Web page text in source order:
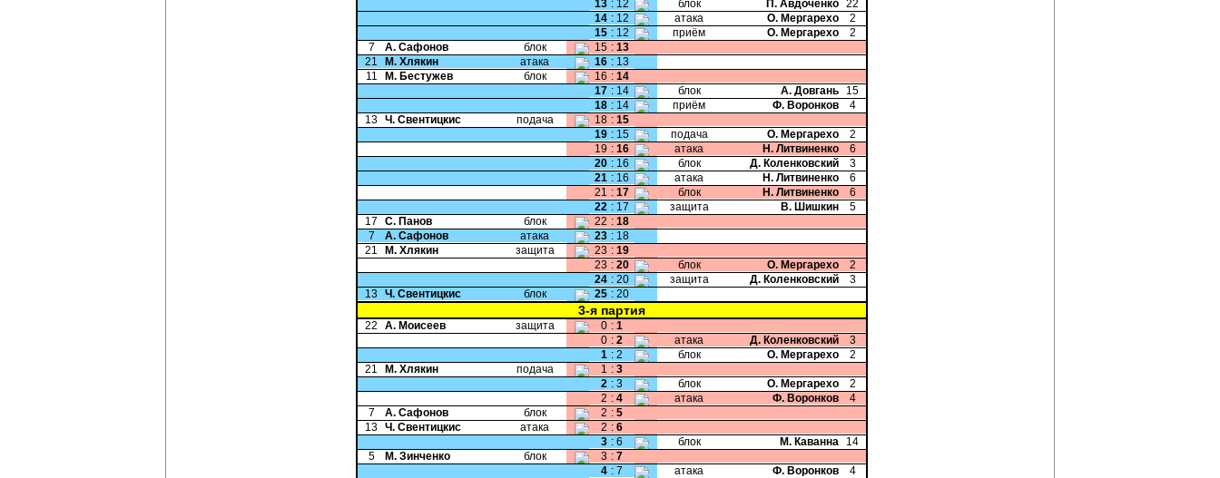
13 : 12 блок П. Авдоченко 22
14 : 12 атака О. Мергарехо
2
15 : 12 приём О. Мергарехо
2
7
А. Сафонов блок 15 : 13
21
М. Хлякин атака 16 : 13
11
М. Бестужев блок 16 : 14
17 : 14 блок А. Довгань
15
18 : 14 приём Ф. Воронков
4
13 Ч. Свентицкис подача 18 : 15
19 : 15 подача О. Мергарехо
2
19 : 16 атака Н. Литвиненко
6
20 : 16 блок Д. Коленковский
3
21 : 16 атака Н. Литвиненко
6
21 : 17 блок Н. Литвиненко
6
22 : 17 защита В. Шишкин
5
17
С. Панов блок 22 : 18
7
А. Сафонов атака 23 : 18
21
М. Хлякин защита 23 : 19
23 : 20 блок О. Мергарехо
2
24 : 20 защита Д. Коленковский
3
13 Ч. Свентицкис блок 25 : 20
3-я партия
22 А. Моисеев защита 0 : 1
0 : 2 атака Д. Коленковский
3
1 : 2 блок О. Мергарехо
2
21
М. Хлякин подача 1 : 3
2 : 3 блок О. Мергарехо
2
2 : 4 атака Ф. Воронков
4
7
А. Сафонов блок 2 : 5
13 Ч. Свентицкис атака 2 : 6
3 : 6 блок М. Каванна
14
5
М. Зинченко блок 3 : 7
4 : 7 атака Ф. Воронков
4